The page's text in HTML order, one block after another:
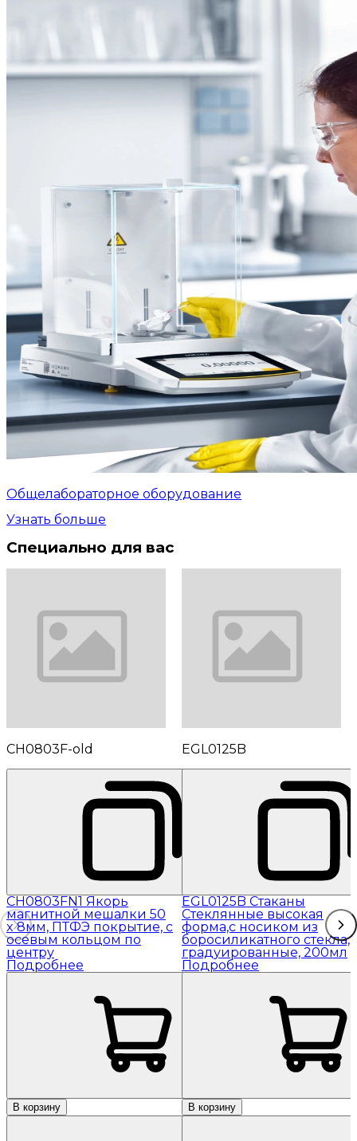
Общелабораторное оборудование
Узнать больше
Специально для вас
CH0803F-old
CH0803FN1 Якорь
магнитной мешалки 50
x 8мм, ПТФЭ покрытие, с
осевым кольцом по
центру
Подробнее
В корзину
EGL0125B
EGL0125B Стаканы
Стеклянные высокая
форма,с носиком из
боросиликатного стекла,
градуированные, 200мл
Подробнее
В корзину